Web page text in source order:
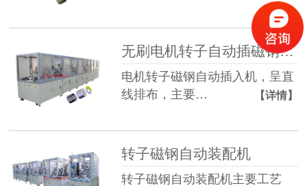
无刷电机转子自动插磁钢设备
电机转子磁钢自动插入机，呈直
线排布，主要…
【详情】
转子磁钢自动装配机
转子磁钢自动装配机主要工艺